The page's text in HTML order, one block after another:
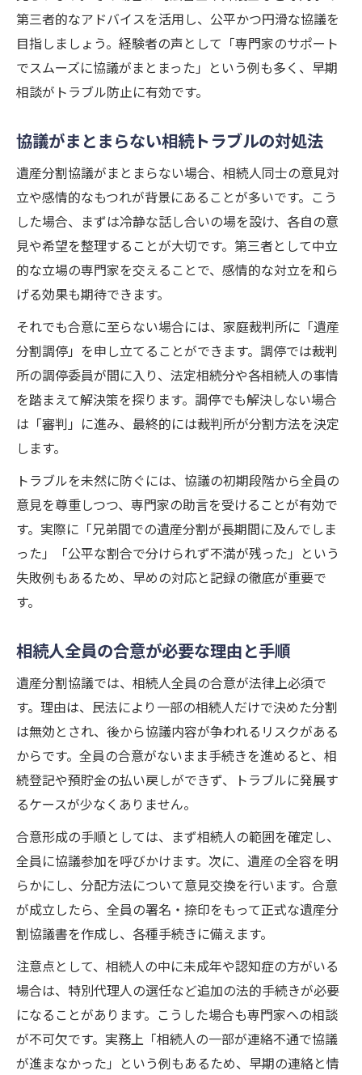
第三者的なアドバイスを活用し、公平かつ円滑な協議を
目指しましょう。経験者の声として「専門家のサポート
でスムーズに協議がまとまった」という例も多く、早期
相談がトラブル防止に有効です。
協議がまとまらない相続トラブルの対処法
遺産分割協議がまとまらない場合、相続人同士の意見対
立や感情的なもつれが背景にあることが多いです。こう
した場合、まずは冷静な話し合いの場を設け、各自の意
見や希望を整理することが大切です。第三者として中立
的な立場の専門家を交えることで、感情的な対立を和ら
げる効果も期待できます。
それでも合意に至らない場合には、家庭裁判所に「遺産
分割調停」を申し立てることができます。調停では裁判
所の調停委員が間に入り、法定相続分や各相続人の事情
を踏まえて解決策を探ります。調停でも解決しない場合
は「審判」に進み、最終的には裁判所が分割方法を決定
します。
トラブルを未然に防ぐには、協議の初期段階から全員の
意見を尊重しつつ、専門家の助言を受けることが有効で
す。実際に「兄弟間での遺産分割が長期間に及んでしま
った」「公平な割合で分けられず不満が残った」という
失敗例もあるため、早めの対応と記録の徹底が重要で
す。
相続人全員の合意が必要な理由と手順
遺産分割協議では、相続人全員の合意が法律上必須で
す。理由は、民法により一部の相続人だけで決めた分割
は無効とされ、後から協議内容が争われるリスクがある
からです。全員の合意がないまま手続きを進めると、相
続登記や預貯金の払い戻しができず、トラブルに発展す
るケースが少なくありません。
合意形成の手順としては、まず相続人の範囲を確定し、
全員に協議参加を呼びかけます。次に、遺産の全容を明
らかにし、分配方法について意見交換を行います。合意
が成立したら、全員の署名・捺印をもって正式な遺産分
割協議書を作成し、各種手続きに備えます。
注意点として、相続人の中に未成年や認知症の方がいる
場合は、特別代理人の選任など追加の法的手続きが必要
になることがあります。こうした場合も専門家への相談
が不可欠です。実務上「相続人の一部が連絡不通で協議
が進まなかった」という例もあるため、早期の連絡と情